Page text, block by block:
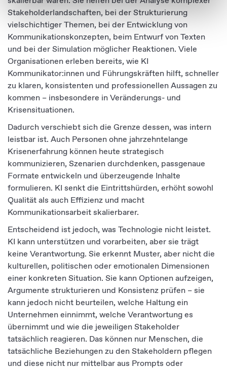
Partner führen diese Informationen möglicherweise mit
weiteren Daten zusammen, die Sie ihnen bereitgestellt
haben oder die sie im Rahmen Ihrer Nutzung der Dienste
gesammelt haben.
Stakeholderlandschaften, bei der Strukturierung
vielschichtiger Themen, bei der Entwicklung von
Kommunikationskonzepten, beim Entwurf von Texten
und bei der Simulation möglicher Reaktionen. Viele
Organisationen erleben bereits, wie KI
Kommunikator:innen und Führungskräften hilft, schneller
zu klaren, konsistenten und professionellen Aussagen zu
kommen – insbesondere in Veränderungs- und
Krisensituationen.
Dadurch verschiebt sich die Grenze dessen, was intern
leistbar ist. Auch Personen ohne jahrzehntelange
Krisenerfahrung können heute strategisch
kommunizieren, Szenarien durchdenken, passgenaue
Formate entwickeln und überzeugende Inhalte
formulieren. KI senkt die Eintrittshürden, erhöht sowohl
Qualität als auch Effizienz und macht
Kommunikationsarbeit skalierbarer.
Entscheidend ist jedoch, was Technologie nicht leistet.
KI kann unterstützen und vorarbeiten, aber sie trägt
keine Verantwortung. Sie erkennt Muster, aber nicht die
kulturellen, politischen oder emotionalen Dimensionen
einer konkreten Situation. Sie kann Optionen aufzeigen,
Argumente strukturieren und Konsistenz prüfen – sie
kann jedoch nicht beurteilen, welche Haltung ein
Unternehmen einnimmt, welche Verantwortung es
übernimmt und wie die jeweiligen Stakeholder
tatsächlich reagieren. Das können nur Menschen, die
tatsächliche Beziehungen zu den Stakeholdern pflegen
und diese nicht nur mittelbar aus Prompts oder